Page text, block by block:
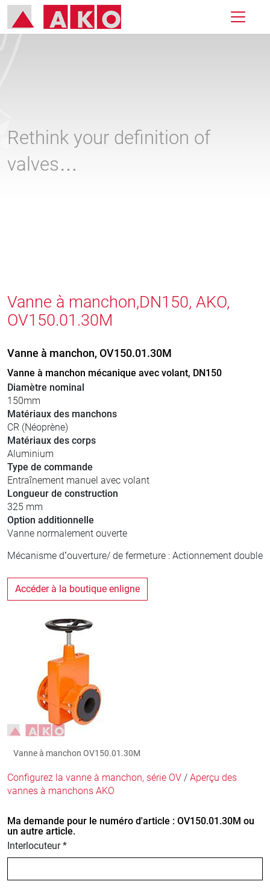
Rethink your definition of
valves…
Vanne à manchon,DN150, AKO,
OV150.01.30M
Vanne à manchon, OV150.01.30M
Vanne à manchon mécanique avec volant, DN150
Diamètre nominal
150mm
Matériaux des manchons
CR (Néoprène)
Matériaux des corps
Aluminium
Type de commande
Entraînement manuel avec volant
Longueur de construction
325 mm
Option additionnelle
Vanne normalement ouverte
Mécanisme d’ouverture/ de fermeture : Actionnement double
Accéder à la boutique enligne
Vanne à manchon OV150.01.30M
Configurez la vanne à manchon, série OV / Aperçu des
vannes à manchons AKO
Ma demande pour le numéro d'article : OV150.01.30M ou
un autre article.
Interlocuteur *